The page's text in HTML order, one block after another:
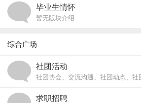
毕业生情怀
暂无版块介绍
综合广场
社团活动
社团协会、交流沟通、社团动态、社
求职招聘